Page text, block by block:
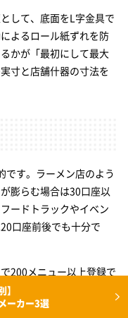
して、底面をL字金具で
よるロール紙ずれを防
かが「最初にして最大
寸と店舗什器の寸法を
です。ラーメン店のよう
膨らむ場合は30口座以
ードトラックやイベン
口座前後でも十分で
200メニュー以上登録で
と回転率が落ちること
、カウンター前で操作
】
ーカー3選